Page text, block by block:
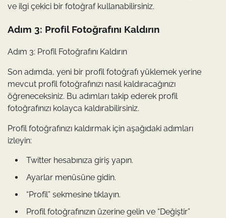
ve ilgi çekici bir fotoğraf kullanabilirsiniz.
Adım 3: Profil Fotoğrafını Kaldırın
Adım 3: Profil Fotoğrafını Kaldırın
Son adımda, yeni bir profil fotoğrafı yüklemek yerine
mevcut profil fotoğrafınızı nasıl kaldıracağınızı
öğreneceksiniz. Bu adımları takip ederek profil
fotoğrafınızı kolayca kaldırabilirsiniz.
Profil fotoğrafınızı kaldırmak için aşağıdaki adımları
izleyin:
Twitter hesabınıza giriş yapın.
Ayarlar menüsüne gidin.
“Profil” sekmesine tıklayın.
Profil fotoğrafınızın üzerine gelin ve “Değiştir”